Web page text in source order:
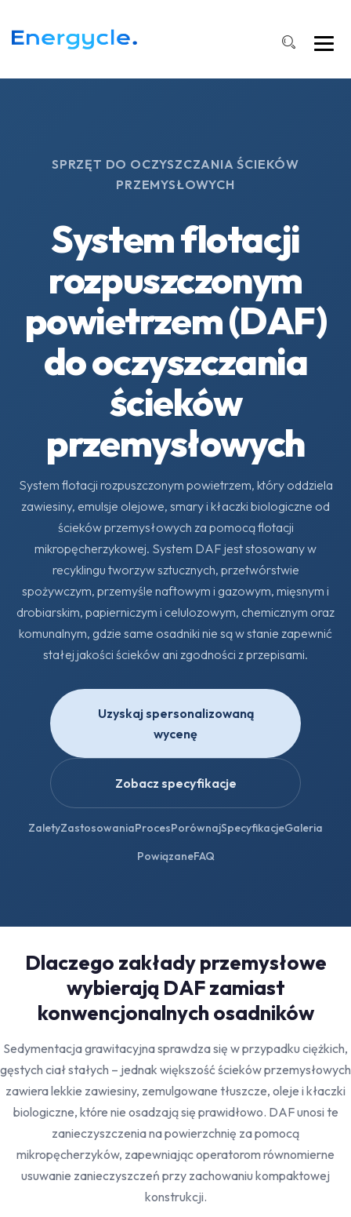
SPRZĘT DO OCZYSZCZANIA ŚCIEKÓW
PRZEMYSŁOWYCH
System flotacji
rozpuszczonym
powietrzem (DAF)
do oczyszczania
ścieków
przemysłowych
System flotacji rozpuszczonym powietrzem, który oddziela
zawiesiny, emulsje olejowe, smary i kłaczki biologiczne od
ścieków przemysłowych za pomocą flotacji
mikropęcherzykowej. System DAF jest stosowany w
recyklingu tworzyw sztucznych, przetwórstwie
spożywczym, przemyśle naftowym i gazowym, mięsnym i
drobiarskim, papierniczym i celulozowym, chemicznym oraz
komunalnym, gdzie same osadniki nie są w stanie zapewnić
stałej jakości ścieków ani zgodności z przepisami.
Uzyskaj spersonalizowaną
wycenę
Zobacz specyfikacje
ZaletyZastosowaniaProcesPorównajSpecyfikacjeGaleria
PowiązaneFAQ
Dlaczego zakłady przemysłowe
wybierają DAF zamiast
konwencjonalnych osadników
Sedymentacja grawitacyjna sprawdza się w przypadku ciężkich,
gęstych ciał stałych – jednak większość ścieków przemysłowych
zawiera lekkie zawiesiny, zemulgowane tłuszcze, oleje i kłaczki
biologiczne, które nie osadzają się prawidłowo. DAF unosi te
zanieczyszczenia na powierzchnię za pomocą
mikropęcherzyków, zapewniając operatorom równomierne
usuwanie zanieczyszczeń przy zachowaniu kompaktowej
konstrukcji.